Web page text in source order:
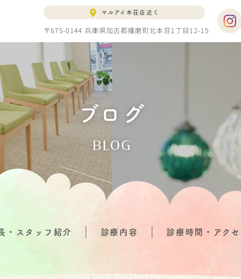
マルアイ本荘店近く
〒675-0144 兵庫県加古郡播磨町北本荘1丁目12-15
ブログ
BLOG
・スタッフ紹介 診療内容 診療時間・アクセ